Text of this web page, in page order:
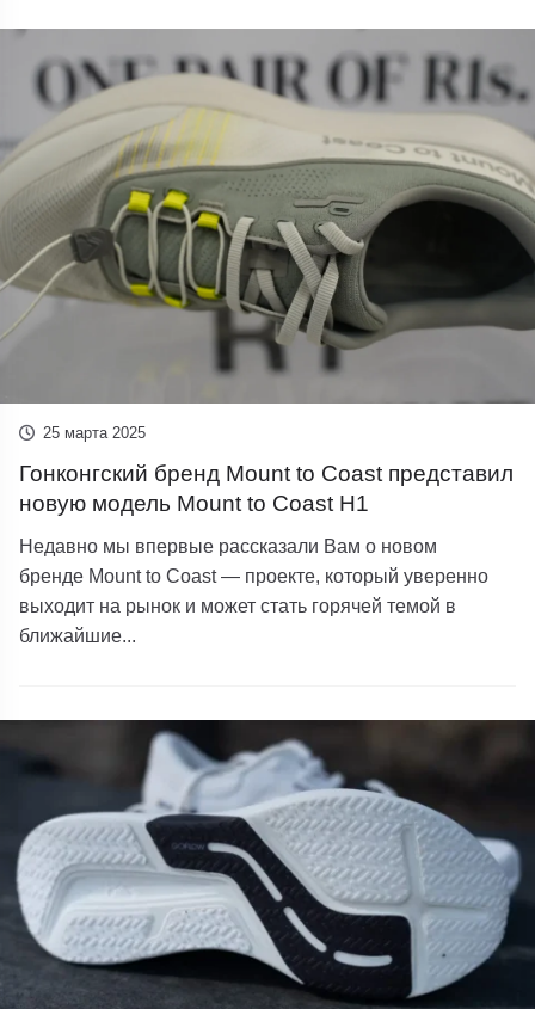
25 марта 2025
Гонконгский бренд Mount to Coast представил
новую модель Mount to Coast H1
Недавно мы впервые рассказали Вам о новом
бренде Mount to Coast — проекте, который уверенно
выходит на рынок и может стать горячей темой в
ближайшие...